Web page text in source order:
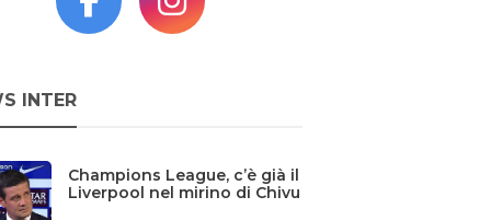
INTER
Champions League, c’è già il
Liverpool nel mirino di Chivu